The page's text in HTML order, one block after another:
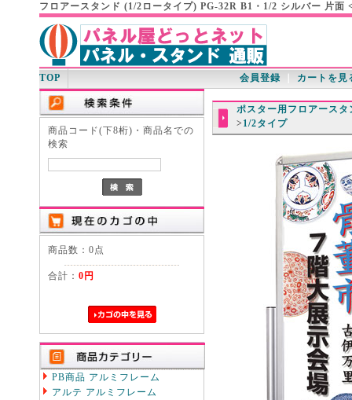
フロアースタンド (1/2ロータイプ) PG-32R B1・1/2 シルバー 片
TOP 会員登録 カートを見
商品コード(下8桁)・商品名での
検索
商品数：0点
合計： 0円
PB商品 アルミフレーム
アルテ アルミフレーム
ポスター用フロアースタ
> 1/2タイプ